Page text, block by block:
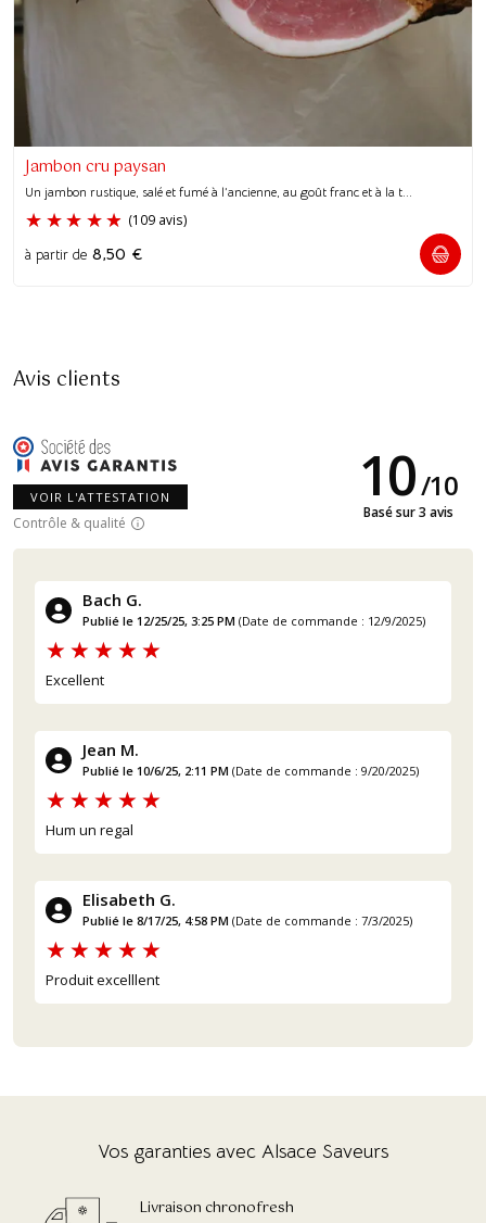
Jambon cru paysan
Un jambon rustique, salé et fumé à l’ancienne, au goût franc et à la t...
à partir de 8,50 €
Avis clients
VOIR L'ATTESTATION
Contrôle & qualité
10/10
Basé sur 3 avis
Bach G.
Publié le 12/25/25, 3:25 PM (Date de commande : 12/9/2025)
Excellent
Jean M.
Publié le 10/6/25, 2:11 PM (Date de commande : 9/20/2025)
Hum un regal
Elisabeth G.
Publié le 8/17/25, 4:58 PM (Date de commande : 7/3/2025)
Produit excelllent
Vos garanties avec Alsace Saveurs
Livraison chronofresh